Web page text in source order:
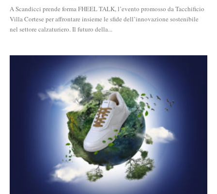
A Scandicci prende forma FHEEL TALK, l’evento promosso da Tacchificio
Villa Cortese per affrontare insieme le sfide dell’innovazione sostenibile
nel settore calzaturiero. Il futuro della...